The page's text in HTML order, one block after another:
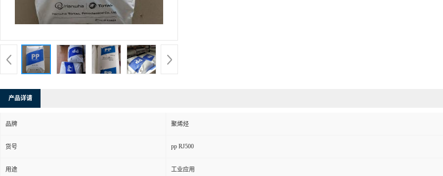
产品详请
品牌 聚烯烃
货号 pp RJ500
用途 工业应用